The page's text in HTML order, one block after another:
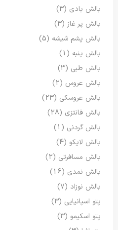
بالش بادی (3)
بالش پر غاز (3)
بالش پشم شیشه (5)
بالش پنبه (1)
بالش طبی (3)
بالش عروس (2)
بالش عروسکی (23)
بالش فانتزی (28)
بالش گردنی (1)
بالش لایکو (4)
بالش مسافرتی (2)
بالش نمدی (16)
بالش نوزاد (7)
پتو اسپانیایی (3)
پتو اسکیمو (3)